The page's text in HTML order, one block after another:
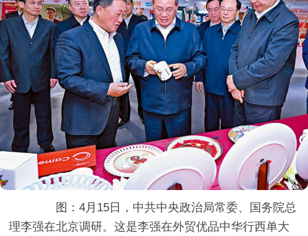
图：4月15日，中共中央政治局常委、国务院总
理李强在北京调研。这是李强在外贸优品中华行西单大